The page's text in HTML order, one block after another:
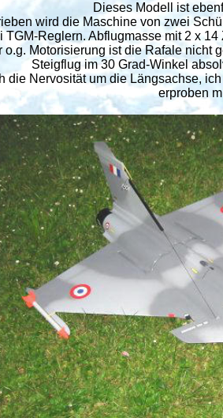
Dieses Modell ist
wird die Maschine von zwei
TGM-Reglern. Abflugmasse mit 2 x
o.g. Motorisierung ist die Rafale nicht
Steigflug im 30 Grad-Winkel
die Nervosität um die Längsachse,
erproben